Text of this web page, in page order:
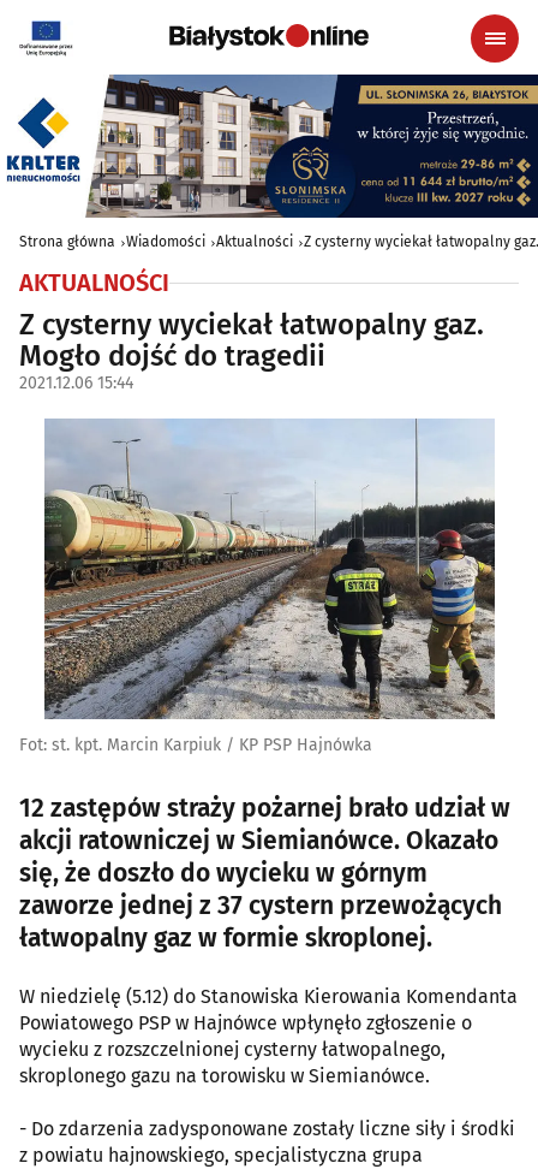
Strona główna Wiadomości Aktualności Z cysterny wyciekał łatwopalny
AKTUALNOŚCI
Z cysterny wyciekał łatwopalny gaz.
Mogło dojść do tragedii
2021.12.06 15:44
Fot: st. kpt. Marcin Karpiuk / KP PSP Hajnówka
12 zastępów straży pożarnej brało udział w
akcji ratowniczej w Siemianówce. Okazało
się, że doszło do wycieku w górnym
zaworze jednej z 37 cystern przewożących
łatwopalny gaz w formie skroplonej.
W niedzielę (5.12) do Stanowiska Kierowania Komendanta
Powiatowego PSP w Hajnówce wpłynęło zgłoszenie o
wycieku z rozszczelnionej cysterny łatwopalnego,
skroplonego gazu na torowisku w Siemianówce.
- Do zdarzenia zadysponowane zostały liczne siły i środki
z powiatu hajnowskiego, specjalistyczna grupa